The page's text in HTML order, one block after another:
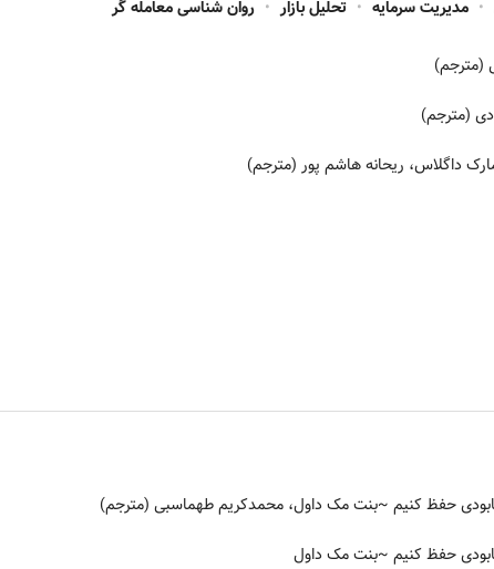
• مدیریت سرمایه • تحلیل بازار • روان شناسی معامله گر
(مترجم)
(مترجم)
داگلاس، ریحانه هاشم پور (مترجم)
حفظ کنیم ~بنت مک داول، محمدکریم طهماسبی (مترجم)
حفظ کنیم ~بنت مک داول